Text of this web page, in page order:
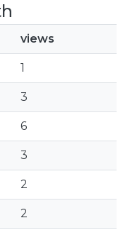
views
1
3
6
3
2
2